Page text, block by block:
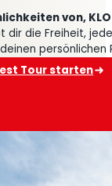
von,
die Freiheit,
persönlichen
Tour starten